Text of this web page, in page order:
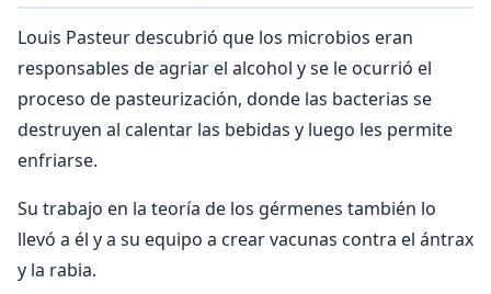
Louis Pasteur descubrió que los microbios eran
responsables de agriar el alcohol y se le ocurrió el
proceso de pasteurización, donde las bacterias se
destruyen al calentar las bebidas y luego les permite
enfriarse.
Su trabajo en la teoría de los gérmenes también lo
llevó a él y a su equipo a crear vacunas contra el ántrax
y la rabia.